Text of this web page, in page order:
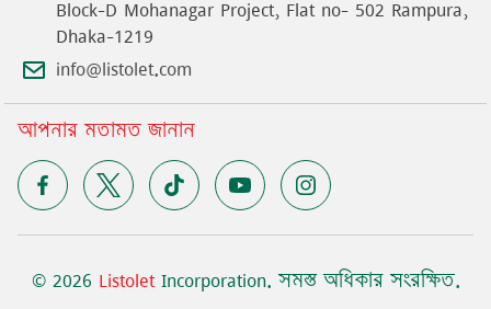
Block-D Mohanagar Project, Flat no- 502 Rampura,
Dhaka-1219
info@listolet.com
আপনার মতামত জানান
© 2026 Listolet Incorporation. সমস্ত অধিকার সংরক্ষিত.